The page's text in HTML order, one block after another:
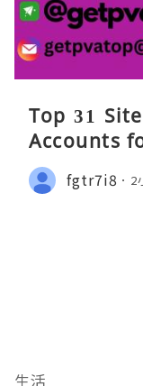
Top 31
Accounts​
fgtr7i8 2
生活